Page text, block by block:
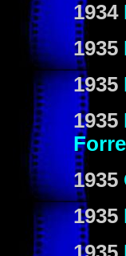
1934
1935
1935
1935
1935
1935